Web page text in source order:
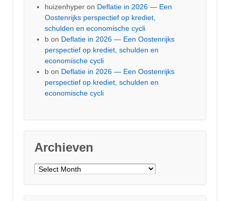
huizenhyper on Deflatie in 2026 — Een
Oostenrijks perspectief op krediet,
schulden en economische cycli
b on Deflatie in 2026 — Een Oostenrijks
perspectief op krediet, schulden en
economische cycli
b on Deflatie in 2026 — Een Oostenrijks
perspectief op krediet, schulden en
economische cycli
Archieven
Archieven